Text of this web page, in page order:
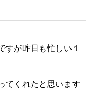
すが昨日も忙しい１
てくれたと思います